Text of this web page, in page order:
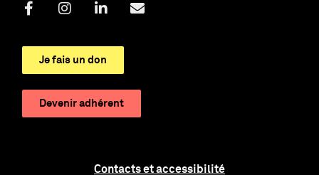
Je fais un don
Devenir adhérent
Contacts et accessibilité